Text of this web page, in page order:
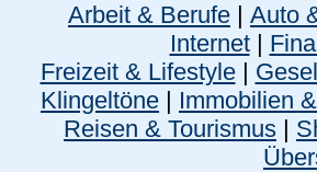
Arbeit & Berufe | Auto
Internet|
Freizeit & Lifestyle|
Klingeltöne | Immobilien
Reisen & Tourismus |